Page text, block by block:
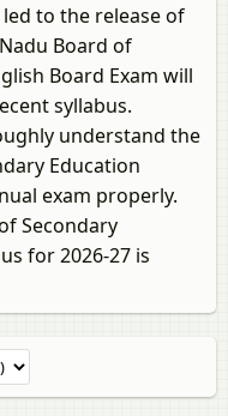
to the release of
Board of
Board Exam will
syllabus.
understand the
Education
exam properly.
Secondary
for 2026-27 is